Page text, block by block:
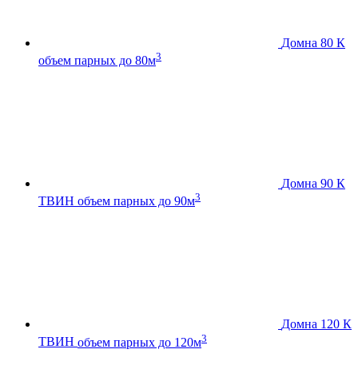
Домна 80 К
объем парных до 80м3
Домна 90 К
ТВИН объем парных до 90м3
Домна 120 К
ТВИН объем парных до 120м3